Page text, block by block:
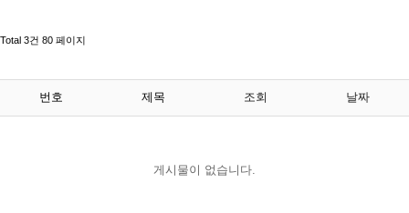
Total 3건 80 페이지
번호 제목 조회 날짜
게시물이 없습니다.